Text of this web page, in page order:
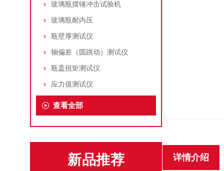
玻璃瓶摆锤冲击试验机
玻璃瓶耐内压
瓶壁厚测试仪
轴偏差（圆跳动）测试仪
瓶盖扭矩测试仪
应力值测试仪
查看全部
新品推荐 详情介绍